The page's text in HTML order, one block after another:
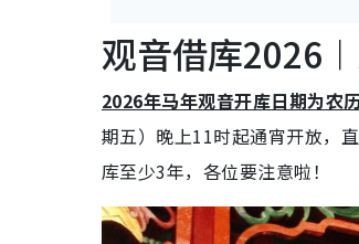
观音借库｜宜忌及注意事项
观音借库｜还库祭祀物品
观音借库｜还库步骤
观音借库
2026年马年观音开库日期为农
期五）晚上11时起通宵开放，
库至少3年，各位要注意啦！